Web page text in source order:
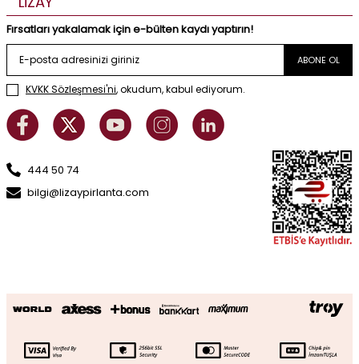
Fırsatları yakalamak için e-bülten kaydı yaptırın!
ABONE OL
KVKK Sözleşmesi'ni, okudum, kabul ediyorum.
444 50 74
bilgi@lizaypirlanta.com